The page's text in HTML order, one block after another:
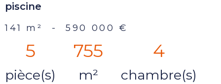
piscine
141 m² - 590 000 €
5
pièce(s)
755
m²
4
chambre(s)